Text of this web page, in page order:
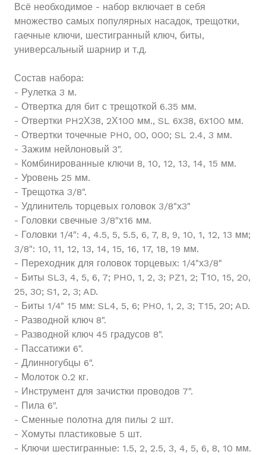
Всё необходимое - набор включает в себя
множество самых популярных насадок, трещотки,
гаечные ключи, шестигранный ключ, биты,
универсальный шарнир и т.д.
Состав набора:
- Рулетка 3 м.
- Отвертка для бит с трещоткой 6.35 мм.
- Отвертки PH2Х38, 2Х100 мм., SL 6х38, 6х100 мм.
- Отвертки точечные PH0, 00, 000; SL 2.4, 3 мм.
- Зажим нейлоновый 3".
- Комбинированные ключи 8, 10, 12, 13, 14, 15 мм.
- Уровень 25 мм.
- Трещотка 3/8".
- Удлинитель торцевых головок 3/8"х3"
- Головки свечные 3/8"х16 мм.
- Головки 1/4": 4, 4.5, 5, 5.5, 6, 7, 8, 9, 10, 1, 12, 13 мм;
3/8": 10, 11, 12, 13, 14, 15, 16, 17, 18, 19 мм.
- Переходник для головок торцевых: 1/4"х3/8"
- Биты SL3, 4, 5, 6, 7; PH0, 1, 2, 3; PZ1, 2; Т10, 15, 20,
25, 30; S1, 2, 3; AD.
- Биты 1/4" 15 мм: SL4, 5, 6; PH0, 1, 2, 3; T15, 20; AD.
- Разводной ключ 8".
- Разводной ключ 45 градусов 8".
- Пассатижи 6".
- Длинногубцы 6".
- Молоток 0.2 кг.
- Инструмент для зачистки проводов 7".
- Пила 6".
- Сменные полотна для пилы 2 шт.
- Хомуты пластиковые 5 шт.
- Ключи шестигранные: 1.5, 2, 2.5, 3, 4, 5, 6, 8, 10 мм.